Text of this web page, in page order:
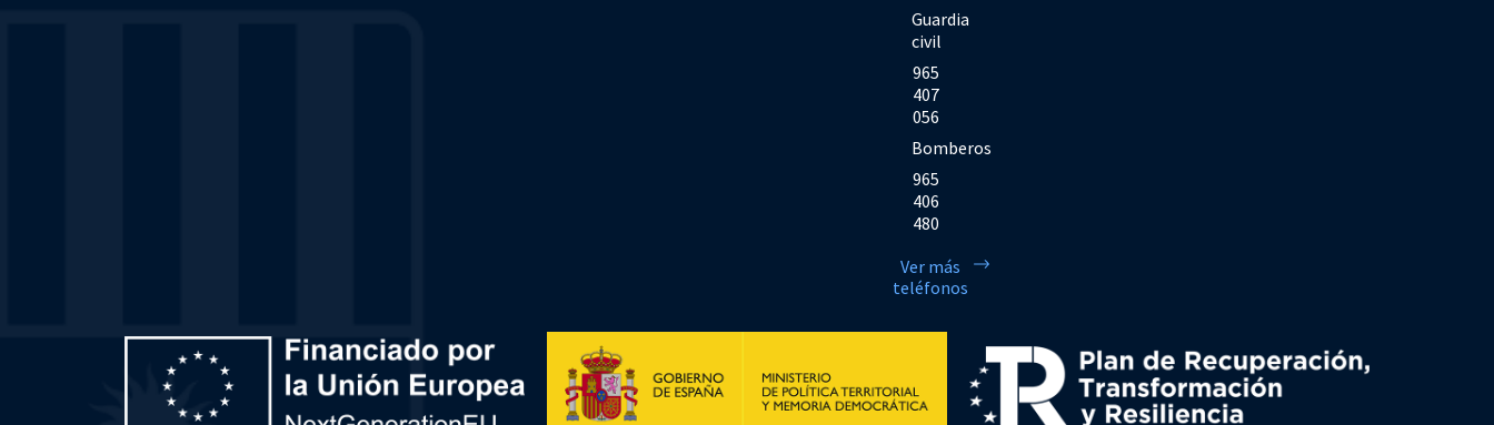
Guardia
civil
965
407
056
Bomberos
965
406
480
Ver más
teléfonos